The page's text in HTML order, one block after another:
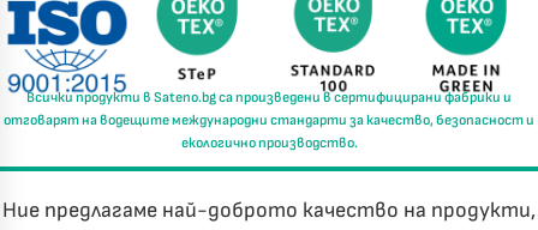
Всички продукти в Sateno.bgса произведени всертифицирани фабрики и
отговарят на водещите международни стандарти закачество, безопасност и
екологично производство.
Ние предлагаме най-доброто качество на продукти,